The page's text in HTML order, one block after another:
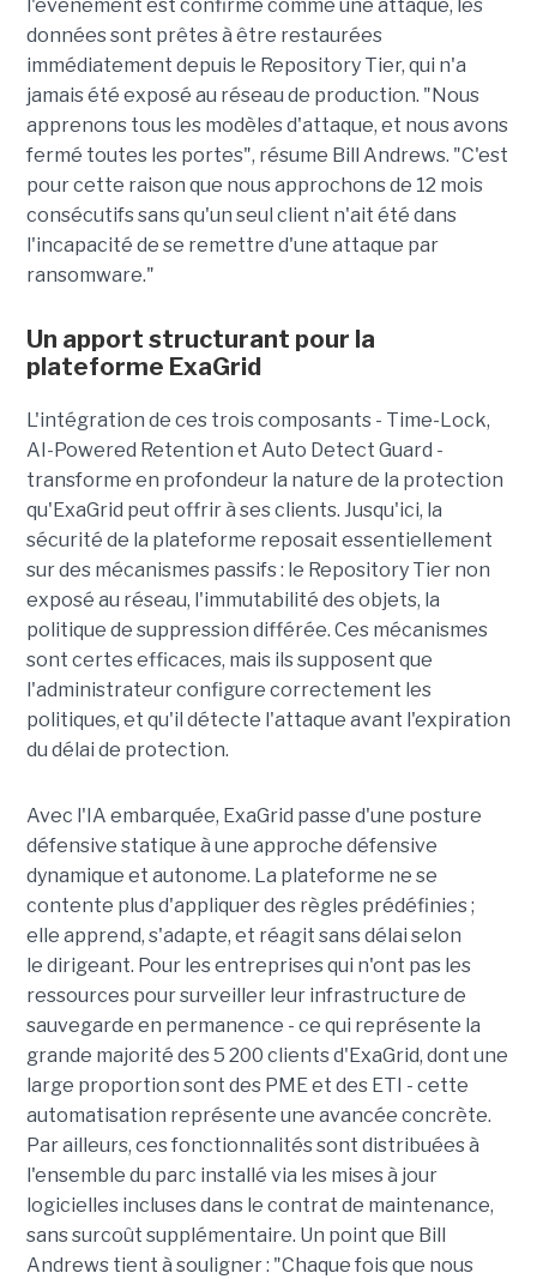
l'événement est confirmé comme une attaque, les
données sont prêtes à être restaurées
immédiatement depuis le Repository Tier, qui n'a
jamais été exposé au réseau de production. "Nous
apprenons tous les modèles d'attaque, et nous avons
fermé toutes les portes", résume Bill Andrews. "C'est
pour cette raison que nous approchons de 12 mois
consécutifs sans qu'un seul client n'ait été dans
l'incapacité de se remettre d'une attaque par
ransomware."
Un apport structurant pour la
plateforme ExaGrid
L'intégration de ces trois composants - Time-Lock,
AI-Powered Retention et Auto Detect Guard -
transforme en profondeur la nature de la protection
qu'ExaGrid peut offrir à ses clients. Jusqu'ici, la
sécurité de la plateforme reposait essentiellement
sur des mécanismes passifs : le Repository Tier non
exposé au réseau, l'immutabilité des objets, la
politique de suppression différée. Ces mécanismes
sont certes efficaces, mais ils supposent que
l'administrateur configure correctement les
politiques, et qu'il détecte l'attaque avant l'expiration
du délai de protection.
Avec l'IA embarquée, ExaGrid passe d'une posture
défensive statique à une approche défensive
dynamique et autonome. La plateforme ne se
contente plus d'appliquer des règles prédéfinies ;
elle apprend, s'adapte, et réagit sans délai selon
le dirigeant. Pour les entreprises qui n'ont pas les
ressources pour surveiller leur infrastructure de
sauvegarde en permanence - ce qui représente la
grande majorité des 5 200 clients d'ExaGrid, dont une
large proportion sont des PME et des ETI - cette
automatisation représente une avancée concrète.
Par ailleurs, ces fonctionnalités sont distribuées à
l'ensemble du parc installé via les mises à jour
logicielles incluses dans le contrat de maintenance,
sans surcoût supplémentaire. Un point que Bill
Andrews tient à souligner : "Chaque fois que nous